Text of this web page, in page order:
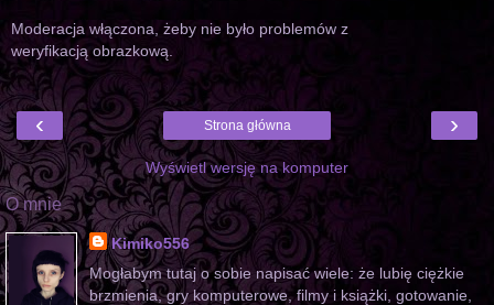
Moderacja włączona, żeby nie było problemów z
weryfikacją obrazkową.
‹ ›
Strona główna
Wyświetl wersję na komputer
O mnie
Kimiko556
Mogłabym tutaj o sobie napisać wiele: że lubię ciężkie
brzmienia, gry komputerowe, filmy i książki, gotowanie,